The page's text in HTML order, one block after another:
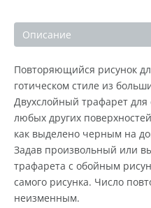
Описание
Повторяющийся рисунок
готическом стиле из
Двухслойный трафарет для
любых других
как выделено черным на
Задав произвольный или
трафарета с обойным
самого рисунка. Число
неизменным.